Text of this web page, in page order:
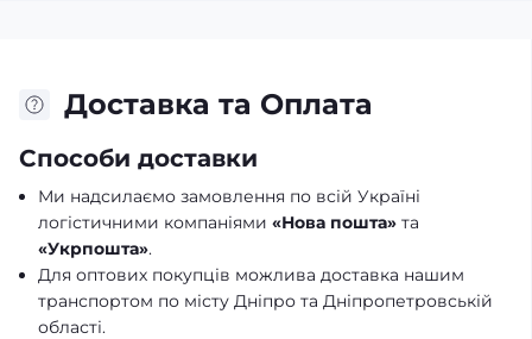
Доставка та Оплата
Способи доставки
Ми надсилаємо замовлення по всій Україні
логістичними компаніями «Нова пошта» та
«Укрпошта».
Для оптових покупців можлива доставка нашим
транспортом по місту Дніпро та Дніпропетровській
області.